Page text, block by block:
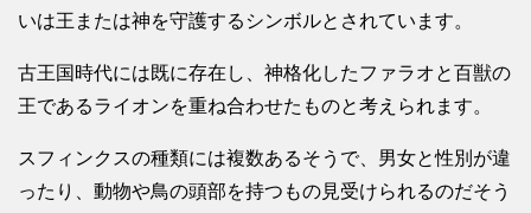
いは王または神を守護するシンボルとされています。
古王国時代には既に存在し、神格化したファラオと百獣の
王であるライオンを重ね合わせたものと考えられます。
スフィンクスの種類には複数あるそうで、男女と性別が違
ったり、動物や鳥の頭部を持つもの見受けられるのだそう